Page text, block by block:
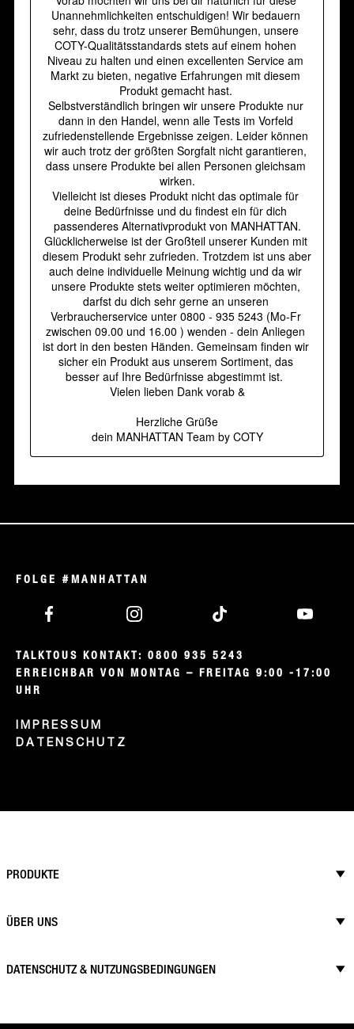
FOLGE #MANHATTAN
TALKTOUS KONTAKT: 0800 935 5243
ERREICHBAR VON MONTAG – FREITAG 9:00 -17:00
UHR
IMPRESSUM
DATENSCHUTZ
PRODUKTE
ÜBER UNS
DATENSCHUTZ & NUTZUNGSBEDINGUNGEN